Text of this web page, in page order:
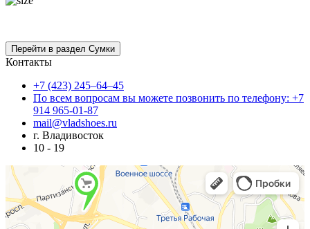
Контакты
+7 (423) 245–64–45
По всем вопросам вы можете позвонить по телефону: +7
914 965-01-87
mail@vladshoes.ru
г. Владивосток
10 - 19